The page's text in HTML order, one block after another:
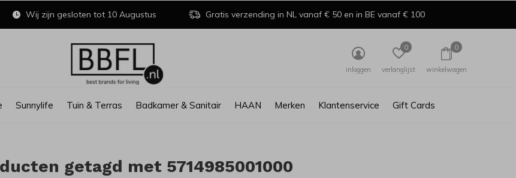
Sunnylife Tuin & Terras Badkamer & Sanitair HAAN Merken Klantenservice Gift Cards
inloggen verlanglijst
0
winkelwagen
0
Wij zijn gesloten tot 10 Augustus Gratis verzending in NL vanaf € 50 en in BE vanaf € 100
getagd met 5714985001000